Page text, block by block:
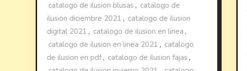
catalogo de ilusion blusas , catalogo de
ilusion diciembre 2021 , catalogo de ilusion
digital 2021 , catalogo de ilusion en linea ,
catalogo de ilusion en linea 2021 , catalogo
de ilusion en pdf, catalogo de ilusion fajas ,